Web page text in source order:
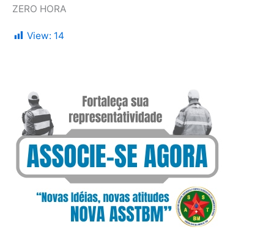
ZERO HORA
View: 14